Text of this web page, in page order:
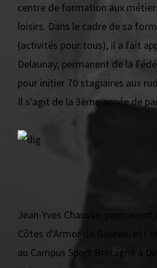
centre de formation aux
loisirs. Dans le cadre de sa
(activités pour tous), il a fait
Delaunay, permanent de la
pour initier 70 stagiaires aux
Il s'agit de la 3ème année de
Jean-Yves Chausse, permanent
Côtes d'Armor de Gouren, est
au Campus Sport Bretagne à